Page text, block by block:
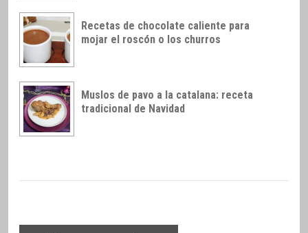
Recetas de chocolate caliente para
mojar el roscón o los churros
Muslos de pavo a la catalana: receta
tradicional de Navidad